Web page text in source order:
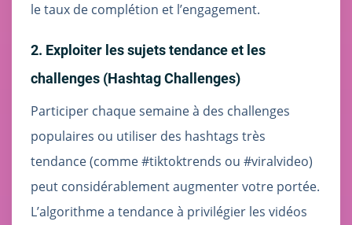
le taux de complétion et l’engagement.
2. Exploiter les sujets tendance et les
challenges (Hashtag Challenges)
Participer chaque semaine à des challenges
populaires ou utiliser des hashtags très
tendance (comme #tiktoktrends ou #viralvideo)
peut considérablement augmenter votre portée.
L’algorithme a tendance à privilégier les vidéos